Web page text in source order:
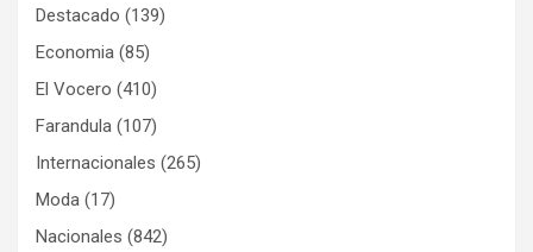
Destacado (139)
Economia (85)
El Vocero (410)
Farandula (107)
Internacionales (265)
Moda (17)
Nacionales (842)